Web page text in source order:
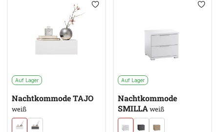
Auf Lager
Nachtkommode TAJO
weiß
Auf Lager
Nachtkommode
SMILLAweiß